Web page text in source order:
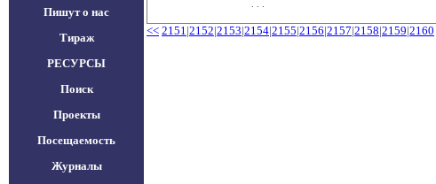
Пишут о нас
Тираж
РЕСУРСЫ
Поиск
Проекты
Посещаемость
Журналы
<< 2151|2152|2153|2154|2155|2156|2157|2158|2159|2160